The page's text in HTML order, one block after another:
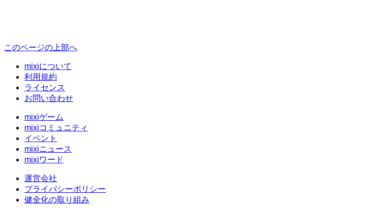
このページの上部へ
mixiについて
利用規約
ライセンス
お問い合わせ
mixiゲーム
mixiコミュニティ
イベント
mixiニュース
mixiワード
運営会社
プライバシーポリシー
健全化の取り組み